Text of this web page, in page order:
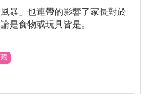
暴」也連帶的影響了家長對於
是食物或玩具皆是。